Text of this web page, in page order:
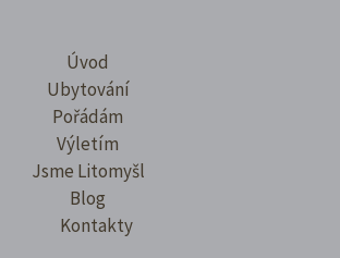
Úvod
Ubytování
Pořádám
Výletím
Jsme Litomyšl
Blog
Kontakty